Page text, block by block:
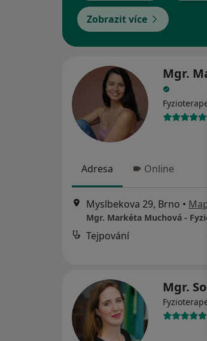
Zobrazit více
Mgr.
Adresa Online
Myslbekova 29, Brno •
Mgr. Markéta Muchová -
Tejpování
Mgr.